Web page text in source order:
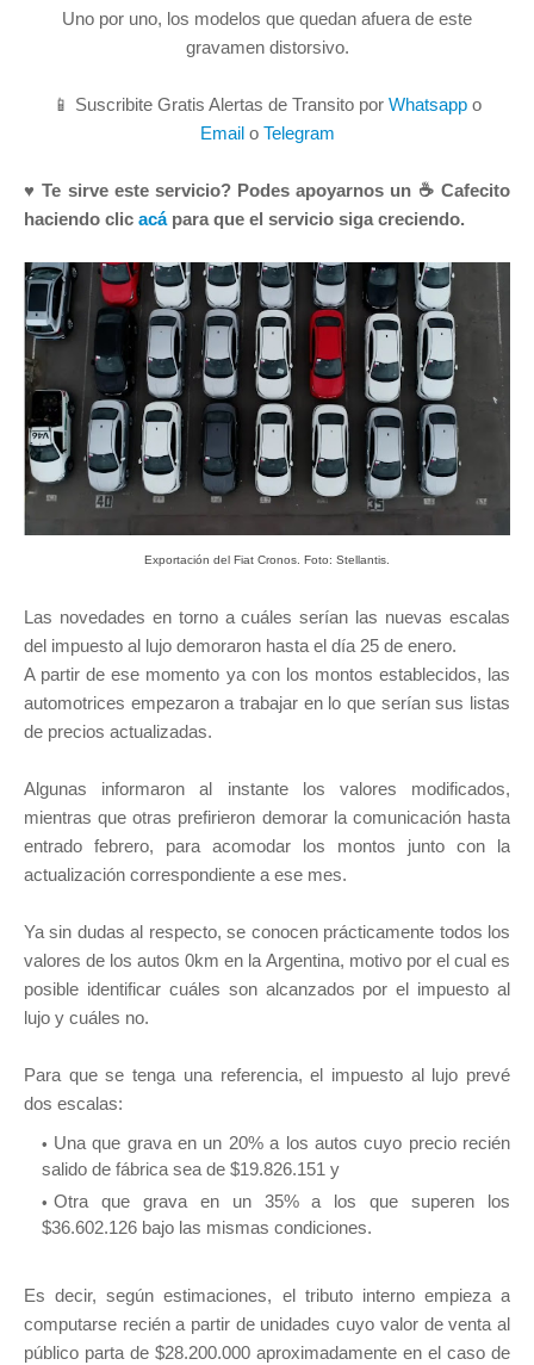
Uno por uno, los modelos que quedan afuera de este
gravamen distorsivo.
📱 Suscribite Gratis Alertas de Transito por Whatsapp o
Emailo Telegram
♥ Te sirve este servicio? Podes apoyarnos un ☕ Cafecito
haciendo clic acápara que el servicio siga creciendo.
Exportación del Fiat Cronos. Foto: Stellantis.
Las novedades en torno a cuáles serían las nuevas escalas
del impuesto al lujo demoraron hasta el día 25 de enero.
A partir de ese momento ya con los montos establecidos, las
automotrices empezaron a trabajar en lo que serían sus listas
de precios actualizadas.
Algunas informaron al instante los valores modificados,
mientras que otras prefirieron demorar la comunicación hasta
entrado febrero, para acomodar los montos junto con la
actualización correspondiente a ese mes.
Ya sin dudas al respecto, se conocen prácticamente todos los
valores de los autos 0km en la Argentina, motivo por el cual es
posible identificar cuáles son alcanzados por el impuesto al
lujo y cuáles no.
Para que se tenga una referencia, el impuesto al lujo prevé
dos escalas:
Una que grava en un 20% a los autos cuyo precio recién
salido de fábrica sea de $19.826.151 y
Otra que grava en un 35% a los que superen los
$36.602.126 bajo las mismas condiciones.
Es decir, según estimaciones, el tributo interno empieza a
computarse recién a partir de unidades cuyo valor de venta al
público parta de $28.200.000 aproximadamente en el caso de